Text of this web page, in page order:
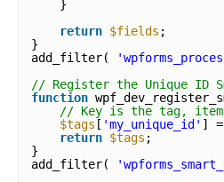
}
return $fields ;
}
add_filter(
// Register the Unique ID
function
// Key is the tag, item
$tags [ 'my_unique_id' ] =
return $tags ;
}
add_filter(